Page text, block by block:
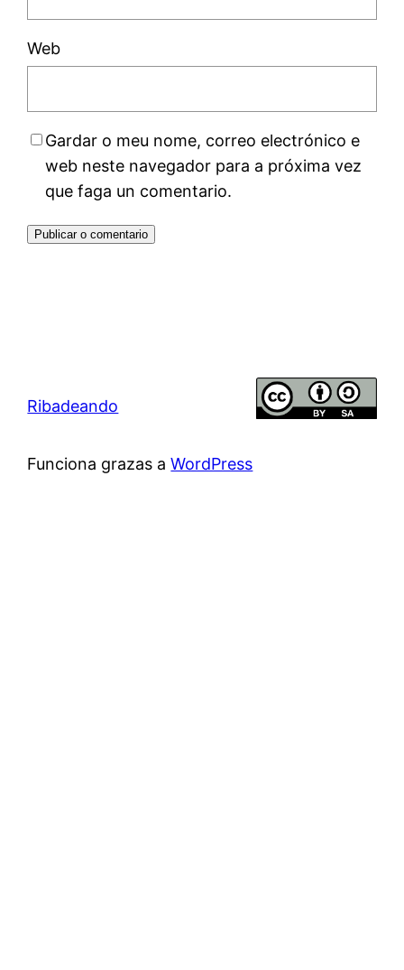
Web
Gardar o meu nome, correo electrónico e
web neste navegador para a próxima vez
que faga un comentario.
Ribadeando
Funciona grazas aWordPress